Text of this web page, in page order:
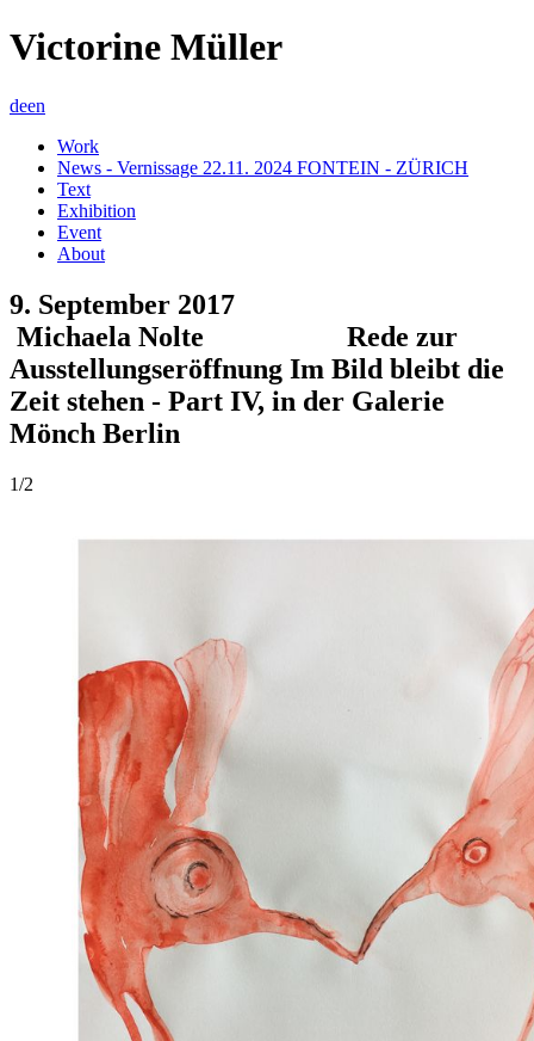
Victorine Müller
deen
Work
News - Vernissage 22.11. 2024 FONTEIN - ZÜRICH
Text
Exhibition
Event
About
9. September 2017
Michaela Nolte Rede zur
Ausstellungseröffnung Im Bild bleibt die
Zeit stehen - Part IV, in der Galerie
Mönch Berlin
1/2